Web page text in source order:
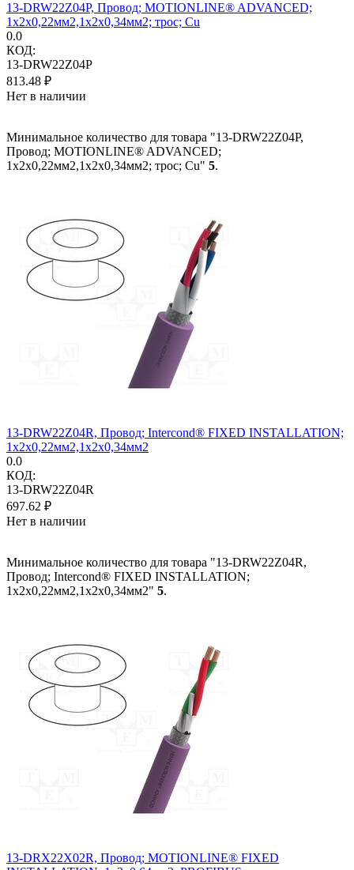
13-DRW22Z04P, Провод; MOTIONLINE® ADVANCED;
1x2x0,22мм2,1x2x0,34мм2; трос; Cu
0.0
КОД:
13-DRW22Z04P
813.48 ₽
Нет в наличии
Минимальное количество для товара "13-DRW22Z04P,
Провод; MOTIONLINE® ADVANCED;
1x2x0,22мм2,1x2x0,34мм2; трос; Cu" 5.
13-DRW22Z04R, Провод; Intercond® FIXED INSTALLATION;
1x2x0,22мм2,1x2x0,34мм2
0.0
КОД:
13-DRW22Z04R
697.62 ₽
Нет в наличии
Минимальное количество для товара "13-DRW22Z04R,
Провод; Intercond® FIXED INSTALLATION;
1x2x0,22мм2,1x2x0,34мм2" 5.
13-DRX22X02R, Провод; MOTIONLINE® FIXED